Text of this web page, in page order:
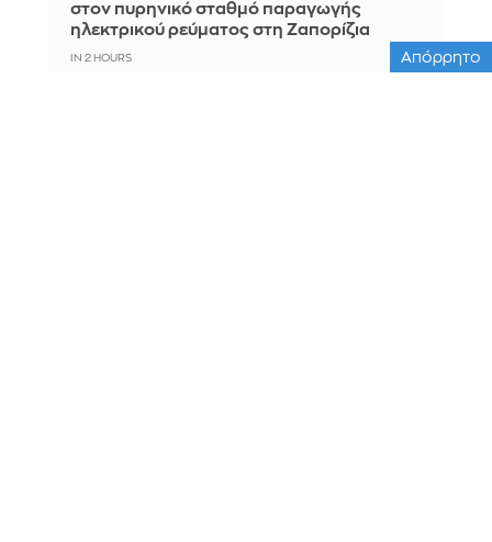
στον πυρηνικό σταθμό παραγωγής
ηλεκτρικού ρεύματος στη Ζαπορίζια
IN 2 HOURS Απόρρητο